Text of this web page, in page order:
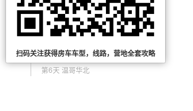
扫码关注获得房车车型，线路，营地全套攻略
伊琴谷地
第4天 考伊琴湖/考伊琴谷地
到 温哥华北
第5天 温哥华北
第6天 温哥华北